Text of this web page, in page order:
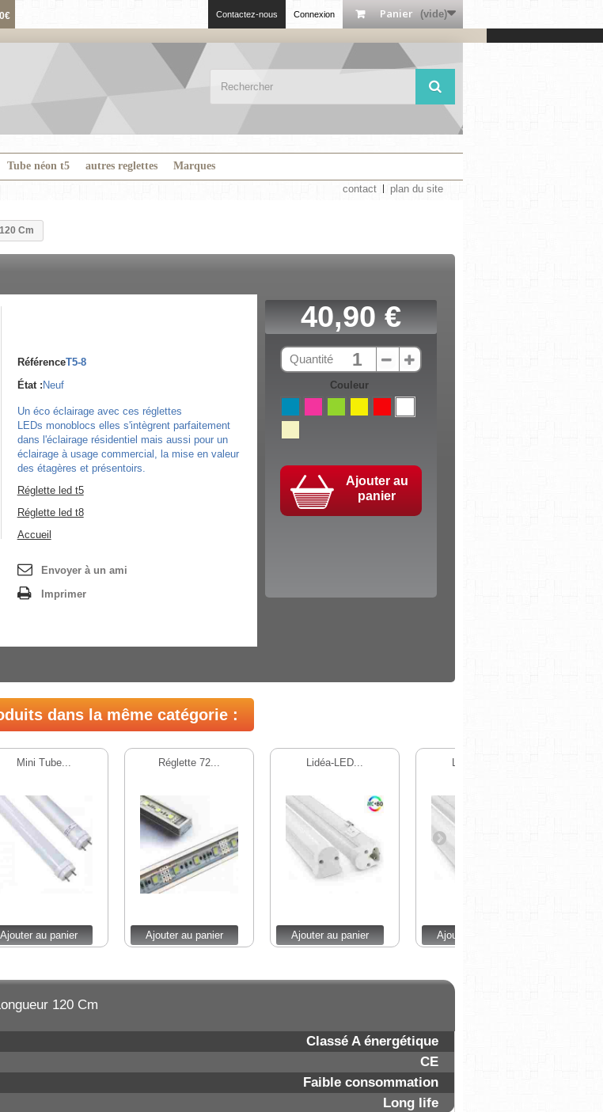
Panier (vide)
Connexion
Contactez-nous
Tube néon t5 autres reglettes
Marques
contact
plan du site
Cm
RéférenceT5-8
État : Neuf
Un éco éclairage avec ces réglettes
LEDs monoblocs elles s'intègrent parfaitement
dans l'éclairage résidentiel mais aussi pour un
éclairage à usage commercial, la mise en valeur
des étagères et présentoirs.
Réglette led t5
Réglette led t8
Accueil
Envoyer à un ami
Imprimer
40,90 €
Quantité
Couleur
Ajouter au
panier
dans la même catégorie :
Mini Tube...
Ajouter au panier
Réglette 72...
Ajouter au panier
Lidéa-LED...
Ajouter au panier
Lidéa-LED...
Ajouter au panier
120 Cm
Classé A énergétique
CE
Faible consommation
Long life